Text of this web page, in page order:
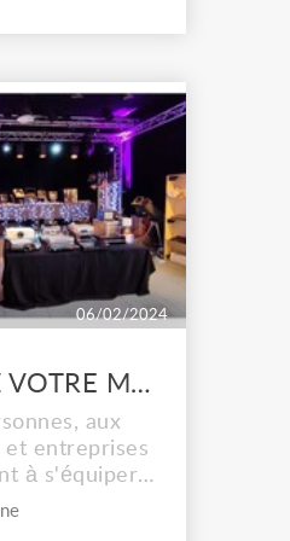
06/02/2024
ACHETEZ VOTRE MATERIEL AUDIOVISUEL EN REEMPLOI A LA RESSOURCERIE DU SPECTACLE
aux
et entreprises
à s'équiper
d'occasion